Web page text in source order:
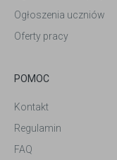
Ogłoszenia uczniów
Oferty pracy
POMOC
Kontakt
Regulamin
FAQ